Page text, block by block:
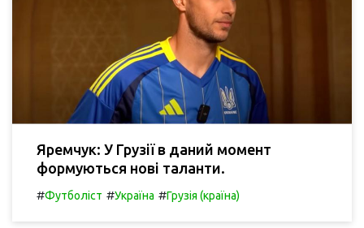
Яремчук: У Грузії в даний момент
формуються нові таланти.
#Футболіст #Україна #Грузія (країна)